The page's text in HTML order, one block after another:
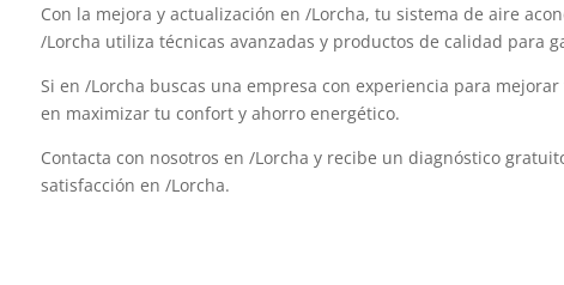
Con la mejora y actualización en /Lorcha, tu sistema de aire
/Lorcha utiliza técnicas avanzadas y productos de calidad para
Si en /Lorcha buscas una empresa con experiencia para
en maximizar tu confort y ahorro energético.
Contacta con nosotros en /Lorcha y recibe un diagnóstico
satisfacción en /Lorcha.